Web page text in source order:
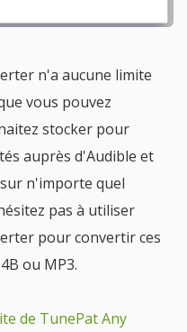
n'a aucune limite
vous pouvez
stocker pour
auprès d'Audible et
n'importe quel
pas à utiliser
pour convertir ces
ou MP3.
de TunePat Any